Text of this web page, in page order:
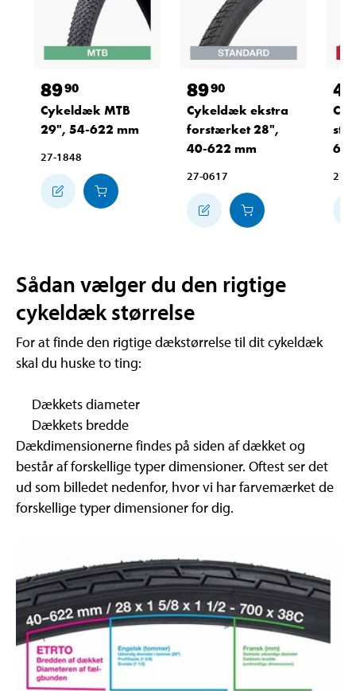
8990
Cykeldæk MTB
29", 54-622 mm
27-1848
8990
Cykeldæk ekstra
forstærket 28",
40-622 mm
27-0617
49
27-
Sådan vælger du den rigtige
cykeldæk størrelse
For at finde den rigtige dækstørrelse til dit cykeldæk
skal du huske to ting:
Dækkets diameter
Dækkets bredde
Dækdimensionerne findes på siden af dækket og
består af forskellige typer dimensioner. Oftest ser det
ud som billedet nedenfor, hvor vi har farvemærket de
forskellige typer dimensioner for dig.